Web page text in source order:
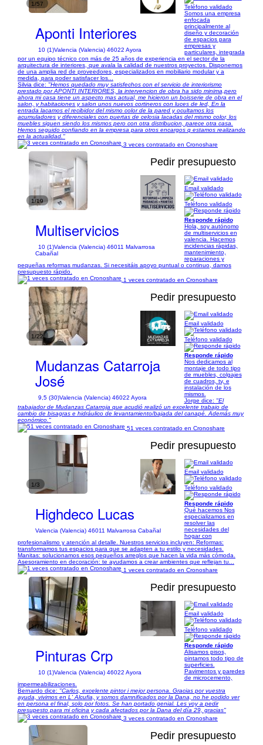
1/57
Aponti Interiores
10 (1)Valencia (Valencia) 46022 Ayora
Teléfono validado
Somos una empresa
enfocada
principalmente al
diseño y decoración
de espacios para
empresas y
particulares, integrada
por un equipo técnico con más de 25 años de experiencia en el sector de la
arquitectura de interiores, que avala la calidad de nuestros proyectos. Disponemos
de una amplia red de proveedores, especializados en mobiliario modular y a
medida, para poder satisfacer los...
Silvia dice: "Hemos quedado muy satisfechos con el servicio de interiorismo
prestado por APONTI INTERIORES, la intervencion de obra ha sido minima,pero
ahora mi casa tiene un aspecto mas actual, me hicieron un boisserie de obra en el
salon, y habitaciones y salon unos nuevos cortineros con luces de led, En la
entrada lacamos el recibidor del mismo color de la pared y ocultamos los
acumuladores y diferenciales con puertas de celosia lacadas del mismo color, los
muebles siguen siendo los mismos pero con otra distribucion, parece otra casa.
Hemos seguido confiando en la empresa para otros encargos q estamos realizando
en la actualidad."
3 veces contratado en Cronoshare
1/19
Pedir presupuesto
Multiservicios
10 (1)Valencia (Valencia) 46011 Malvarrosa
Cabañal
Email validado
Teléfono validado
Responde rápido
Hola, soy autónomo
de multiservicios en
valencia. Hacemos
incidencias rápidas,
mantenimiento,
reparaciones y
pequeñas reformas mudanzas. Si necesitáis apoyo puntual o continuo, damos
presupuesto rápido.
1 veces contratado en Cronoshare
1/22
Pedir presupuesto
Mudanzas Catarroja
José
9,5 (30)Valencia (Valencia) 46022 Ayora
Email validado
Teléfono validado
Responde rápido
Nos dedicamos al
montaje de todo tipo
de muebles, colgajes
de cuadros, tv, e
instalación de los
mismos.
Jorge dice: "El
trabajador de Mudanzas Catarroja que acudió realizó un excelente trabajo de
cambio de bisagras e hidráulico de levantamiento/bajada del canapé. Además muy
económico."
51 veces contratado en Cronoshare
1/3
Pedir presupuesto
Highdeco Lucas
Valencia (Valencia) 46011 Malvarrosa Cabañal
Email validado
Teléfono validado
Responde rápido
Qué hacemos Nos
especializamos en
resolver las
necesidades del
hogar con
profesionalismo y atención al detalle. Nuestros servicios incluyen: Reformas:
transformamos tus espacios para que se adapten a tu estilo y necesidades.
Manitas: solucionamos esos pequeños arreglos que hacen la vida más cómoda.
Asesoramiento en decoración: te ayudamos a crear ambientes que reflejan tu...
1 veces contratado en Cronoshare
1/75
Pedir presupuesto
Pinturas Crp
10 (1)Valencia (Valencia) 46022 Ayora
Email validado
Teléfono validado
Responde rápido
Alisamos pisos,
pintamos todo tipo de
superficies.
Pavimentos y paredes
de microcemento,
impermeabilizaciones.
Bernardo dice: "Carlos, excelente pintor i mejor persona. Gracias por vuestra
ayuda, vivimos en L' Alcufia, y somos damnificados por la Dana, no he podido ver
en persona el final, solo por fotos. Se han portado genial. Les voy a pedir
presupesto para mi oficina y cada afectados por la Dana del día 29, gracias"
3 veces contratado en Cronoshare
Pedir presupuesto